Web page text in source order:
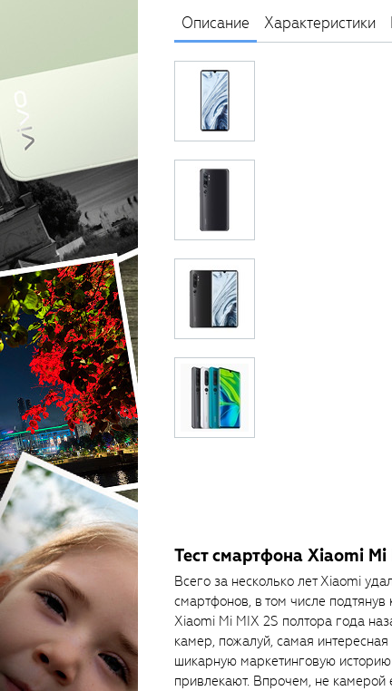
Описание Характеристики
Тест смартфона Xiaomi Mi
Всего за несколько лет Xiaomi
смартфонов, в том числе
Xiaomi Mi MIX 2S полтора года
камер, пожалуй, самая
шикарную маркетинговую
привлекают. Впрочем, не